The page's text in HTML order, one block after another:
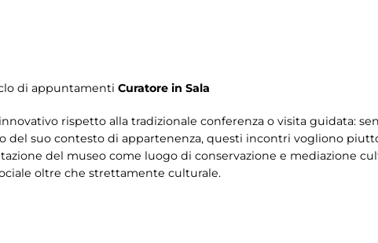
di appuntamenti Curatore in Sala
rispetto alla tradizionale conferenza o visita guidata:
del suo contesto di appartenenza, questi incontri vogliono
del museo come luogo di conservazione e mediazione
oltre che strettamente culturale.